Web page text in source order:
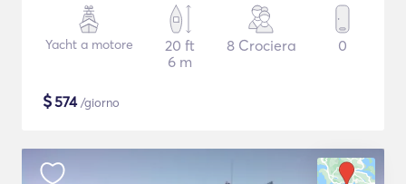
Yacht a motore
20 ft
6 m
8 Crociera 0
$574/giorno